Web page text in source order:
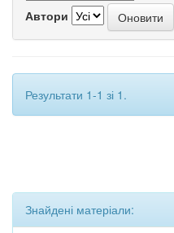
Автори
Результати 1-1 зі 1.
Знайдені матеріали: